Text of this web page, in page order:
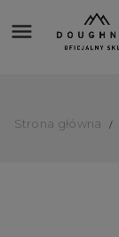

Strona główna